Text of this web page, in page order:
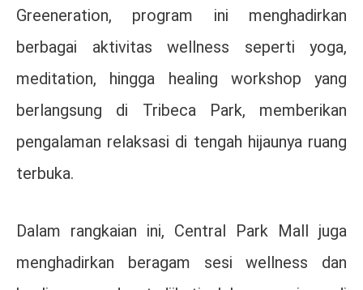
Greeneration, program ini menghadirkan
berbagai aktivitas wellness seperti yoga,
meditation, hingga healing workshop yang
berlangsung di Tribeca Park, memberikan
pengalaman relaksasi di tengah hijaunya ruang
terbuka.
Dalam rangkaian ini, Central Park Mall juga
menghadirkan beragam sesi wellness dan